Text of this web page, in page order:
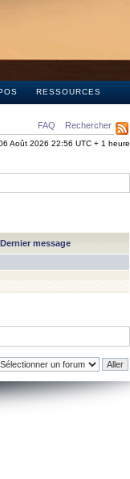
RESSOURCES
FAQ Rechercher
Août 2026 22:56 UTC + 1 heure
Dernier message